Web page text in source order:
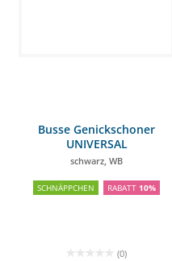
Busse Genickschoner
UNIVERSAL
schwarz, WB
SCHNÄPPCHEN RABATT 10%
(0)